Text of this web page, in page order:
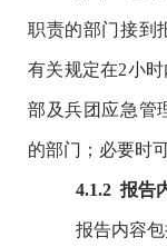
职责的部门接到
有关规定在2小
部及兵团应急管
的部门；必要时
4.1.2 报告
报告内容